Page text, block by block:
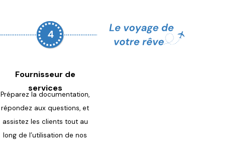
Fournisseur de
services
Préparez la documentation,
répondez aux questions, et
assistez les clients tout au
long de l’utilisation denos